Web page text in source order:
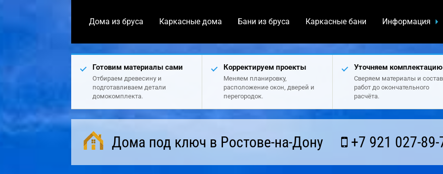
Дома из бруса Каркасные дома Бани из бруса Каркасные бани Информация
Готовим материалы сами
Отбираем древесину и
подготавливаем детали
домокомплекта.
Корректируем проекты
Меняем планировку,
расположение окон, дверей и
перегородок.
Уточняем комплектацию
Сверяем материалы и состав
работ до окончательного
расчёта.
Дома под ключ в Ростове-на-Дону +7 921 027-89-